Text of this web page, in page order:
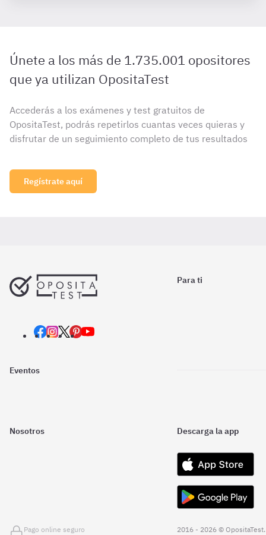
Únete a los más de 1.735.001 opositores
que ya utilizan OpositaTest
Accederás a los exámenes y test gratuitos de
OpositaTest, podrás repetirlos cuantas veces quieras y
disfrutar de un seguimiento completo de tus resultados
Regístrate aquí
Para ti
Eventos
Nosotros Descarga la app
Pago online seguro
2016 - 2026 © OpositaTest.